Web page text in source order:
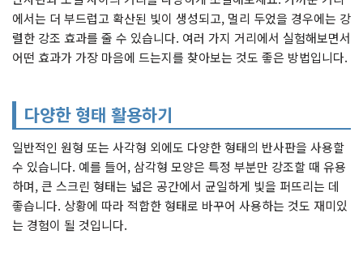
에서는 더 부드럽고 확산된 빛이 생성되고, 멀리 두었을 경우에는 강
렬한 강조 효과를 줄 수 있습니다. 여러 가지 거리에서 실험해보면서
어떤 효과가 가장 마음에 드는지를 찾아보는 것도 좋은 방법입니다.
다양한 형태 활용하기
일반적인 원형 또는 사각형 외에도 다양한 형태의 반사판을 사용할
수 있습니다. 예를 들어, 삼각형 모양은 특정 부분만 강조할 때 유용
하며, 큰 스크린 형태는 넓은 공간에서 균일하게 빛을 퍼뜨리는 데
좋습니다. 상황에 따라 적합한 형태로 바꾸어 사용하는 것도 재미있
는 경험이 될 것입니다.